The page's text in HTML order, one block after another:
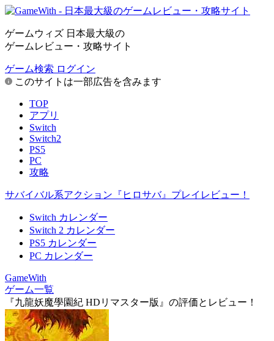
ゲームウィズ 日本最大級の
ゲームレビュー・攻略サイト
ゲーム検索 ログイン
このサイトは一部広告を含みます
TOP
アプリ
Switch
Switch2
PS5
PC
攻略
サバイバル系アクション『ヒロサバ』プレイレビュー！
Switch カレンダー
Switch 2 カレンダー
PS5 カレンダー
PC カレンダー
GameWith
ゲーム一覧
『九龍妖魔學園紀 HDリマスター版』の評価とレビュー！